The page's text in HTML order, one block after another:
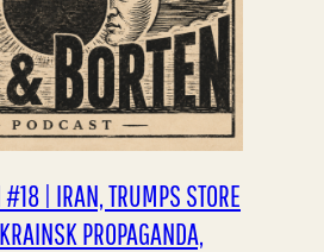
#18 | IRAN, TRUMPS STORE
PROPAGANDA,